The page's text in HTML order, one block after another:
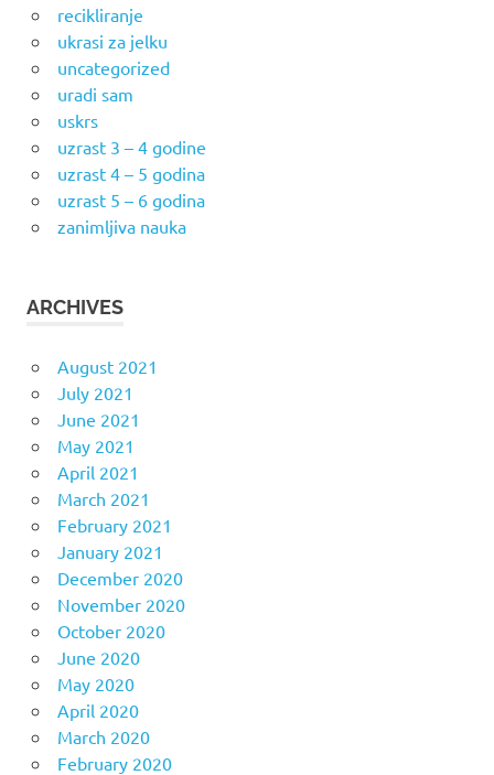
recikliranje
ukrasi za jelku
uncategorized
uradi sam
uskrs
uzrast 3 – 4 godine
uzrast 4 – 5 godina
uzrast 5 – 6 godina
zanimljiva nauka
ARCHIVES
August 2021
July 2021
June 2021
May 2021
April 2021
March 2021
February 2021
January 2021
December 2020
November 2020
October 2020
June 2020
May 2020
April 2020
March 2020
February 2020